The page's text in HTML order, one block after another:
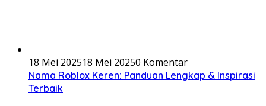
18 Mei 202518 Mei 20250 Komentar
Nama Roblox Keren: Panduan Lengkap & Inspirasi
Terbaik